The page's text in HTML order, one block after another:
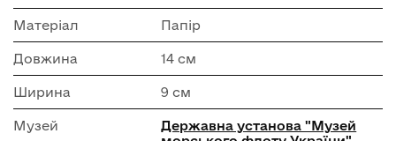
Матеріал Папір
Довжина 14 см
Ширина 9 см
Музей
Державна установа "Музей